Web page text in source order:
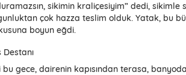
sikimin kraliçesiyim” dedi, sikimle
çok hazza teslim olduk. Yatak, bu
boyun eğdi.
bu gece, dairenin kapısından terasa,